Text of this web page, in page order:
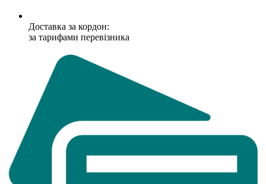
Доставка за кордон:
за тарифами перевізника